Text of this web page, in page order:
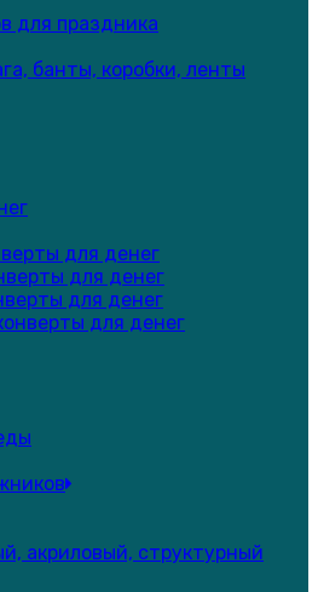
для праздника
банты, коробки, ленты
для денег
для денег
для денег
для денег
акриловый, структурный